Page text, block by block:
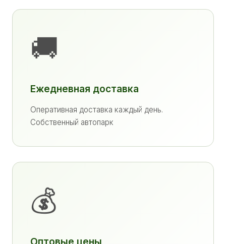
🚚
Ежедневная доставка
Оперативная доставка каждый день.
Собственный автопарк
💰
Оптовые цены